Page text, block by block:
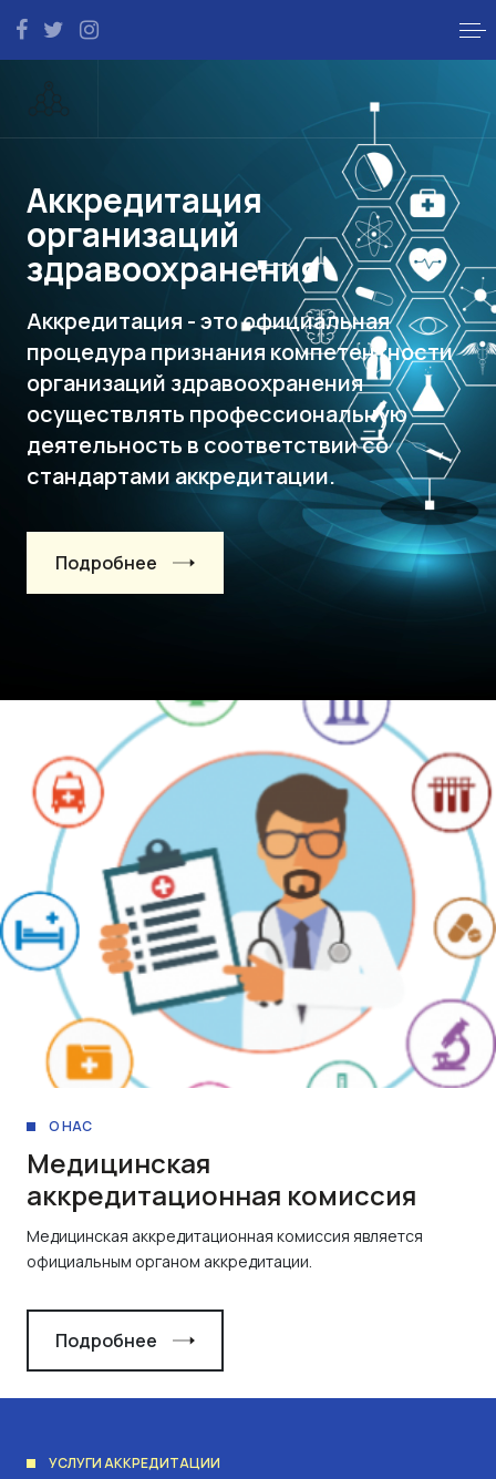
Аккредитация
организаций
здравоохранения
Аккредитация - это официальная
процедура признания компетентности
организаций здравоохранения
осуществлять профессиональную
деятельность в соответствии со
стандартами аккредитации.
Подробнее
О НАС
Медицинская
аккредитационная комиссия
Медицинская аккредитационная комиссия является
официальным органом аккредитации.
Подробнее
УСЛУГИ АККРЕДИТАЦИИ